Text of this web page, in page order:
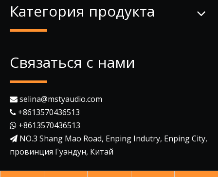
Категория продукта
Связаться с нами
 selina@mstyaudio.com
 +8613570436513
 +8613570436513
 NO.3 Shang Mao Road, Enping Indutry, Enping City,
провинция Гуандун, Китай